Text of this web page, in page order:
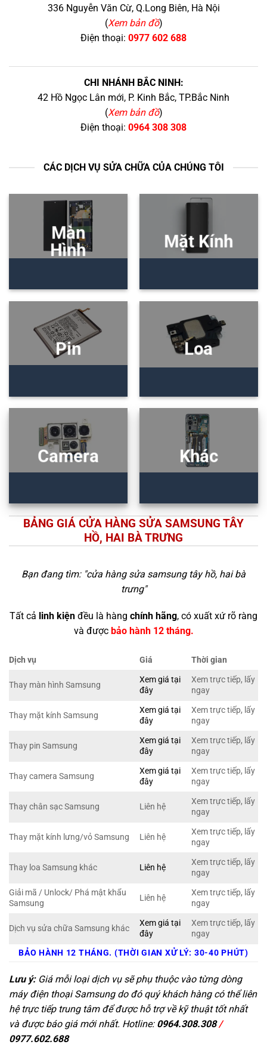
336 Nguyễn Văn Cừ, Q.Long Biên, Hà Nội
(Xem bản đồ)
Điện thoại: 0977 602 688
CHI NHÁNH BẮC NINH:
42 Hồ Ngọc Lân mới, P. Kinh Bắc, TP.Bắc Ninh
(Xem bản đồ)
Điện thoại: 0964 308 308
CÁC DỊCH VỤ SỬA CHỮA CỦA CHÚNG TÔI
Màn
Hình
Mặt Kính
Pin Loa
Camera Khác
BẢNG GIÁ CỬA HÀNG SỬA SAMSUNG TÂY
HỒ, HAI BÀ TRƯNG
Bạn đang tìm: "cửa hàng sửa samsung tây hồ, hai bà
trưng"
Tất cả linh kiện đều là hàng chính hãng, có xuất xứ rõ ràng
và được bảo hành 12 tháng.
Dịch vụ Giá Thời gian
Thay màn hình Samsung
Xem giá tại
đây
Xem trực tiếp, lấy
ngay
Thay mặt kính Samsung
Xem giá tại
đây
Xem trực tiếp, lấy
ngay
Thay pin Samsung
Xem giá tại
đây
Xem trực tiếp, lấy
ngay
Thay camera Samsung
Xem giá tại
đây
Xem trực tiếp, lấy
ngay
Thay chân sạc Samsung Liên hệ
Xem trực tiếp, lấy
ngay
Thay mặt kính lưng/vỏ Samsung Liên hệ
Xem trực tiếp, lấy
ngay
Thay loa Samsung khác Liên hệ
Xem trực tiếp, lấy
ngay
Giải mã / Unlock/ Phá mật khẩu
Samsung
Liên hệ
Xem trực tiếp, lấy
ngay
Dịch vụ sửa chữa Samsung khác
Xem giá tại
đây
Xem trực tiếp, lấy
ngay
BẢO HÀNH 12 THÁNG. (THỜI GIAN XỬ LÝ: 30-40 PHÚT)
Lưu ý:Giá mỗi loại dịch vụ sẽ phụ thuộc vào từng dòng
máy điện thoại Samsung do đó quý khách hàng có thể liên
hệ trực tiếp trung tâm để được hỗ trợ về kỹ thuật tốt nhất
và được báo giá mới nhất. Hotline: 0964.308.308/
0977.602.688